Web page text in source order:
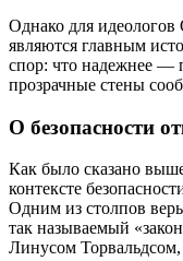
Однако для идеологов
являются главным
спор: что надежнее —
прозрачные стены
О безопасности
Как было сказано
контексте
Одним из столпов
так называемый
Линусом Торвальдсом,